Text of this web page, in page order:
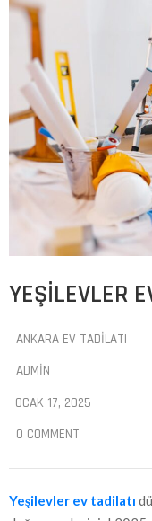
YEŞILEVLER
ANKARA EV TADILATI
ADMIN
OCAK 17, 2025
0 COMMENT
Yeşilevler ev tadilatı